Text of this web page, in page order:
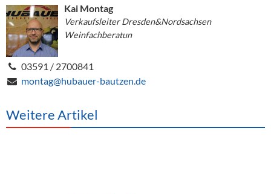
Kai Montag
Verkaufsleiter Dresden&Nordsachsen
Weinfachberatun
03591 / 2700841
montag@hubauer-bautzen.de
Weitere Artikel